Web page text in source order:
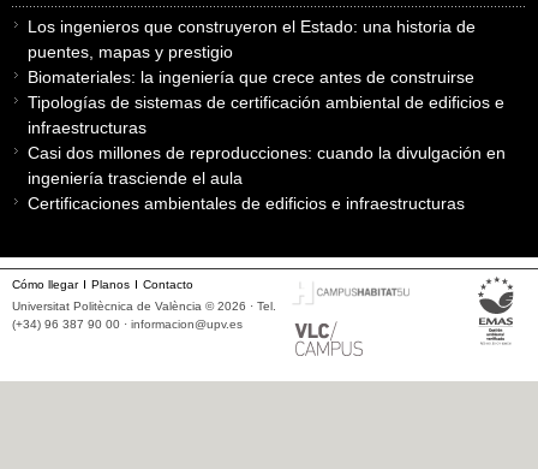
Los ingenieros que construyeron el Estado: una historia de
puentes, mapas y prestigio
Biomateriales: la ingeniería que crece antes de construirse
Tipologías de sistemas de certificación ambiental de edificios e
infraestructuras
Casi dos millones de reproducciones: cuando la divulgación en
ingeniería trasciende el aula
Certificaciones ambientales de edificios e infraestructuras
Cómo llegar Planos
Contacto
Universitat Politècnica de València © 2026 · Tel.
(+34) 96 387 90 00 · informacion@upv.es